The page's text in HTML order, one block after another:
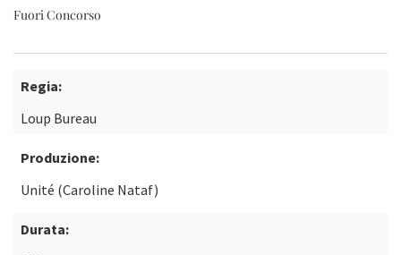
Fuori Concorso
Regia:
Loup Bureau
Produzione:
Unité (Caroline Nataf)
Durata: